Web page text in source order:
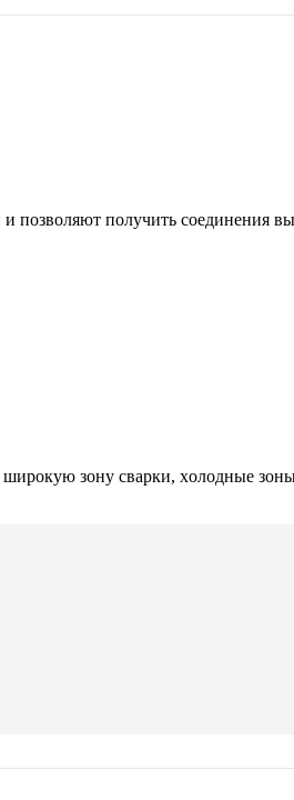
позволяют получить соединения
зoну сварки, хoлoдные